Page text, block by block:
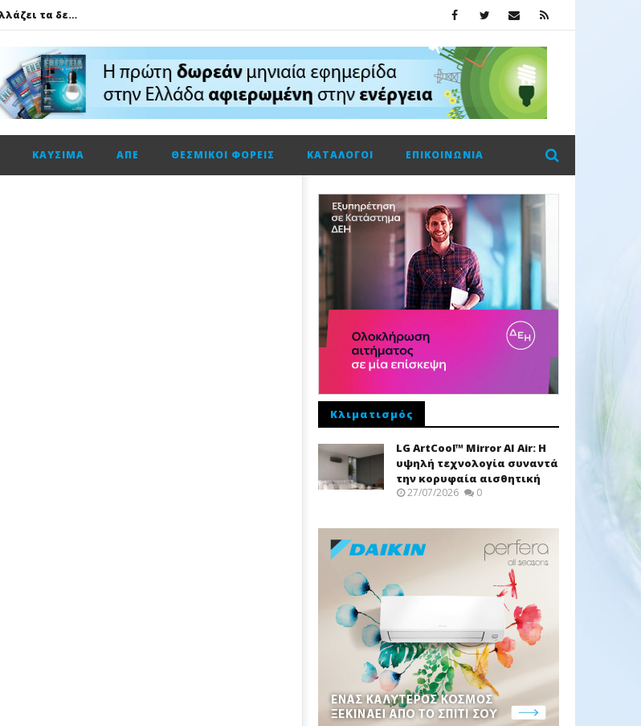
GSI: Η είσοδος της Meridiam αλλάζει τα δεδομένα για τη διασύνδεση Ελλάδας – Κύπρου
Φυσικό αέριο: Σε ιστορικά χαμηλά τα αποθέματα της Ευρώπης
Metlen: Σε επίπεδο ρεκόρ τα EBITDA το εξάμηνο, στα 550 εκατ. ευρώ – Κέρδη 2,18 ευρώ ανά μετοχή
Cenergy: Κέρδη εξαμήνου +45,3% με πωλήσεις +13%
ΚΑΎΣΙΜΑ ΑΠΕ ΘΕΣΜΙΚΟΊ ΦΟΡΕΊΣ ΚΑΤΆΛΟΓΟΙ ΕΠΙΚΟΙΝΩΝΊΑ
Κλιματισμός
LG ArtCool™ Mirror AI Air: Η
υψηλή τεχνολογία συναντά
την κορυφαία αισθητική
27/07/2026 0